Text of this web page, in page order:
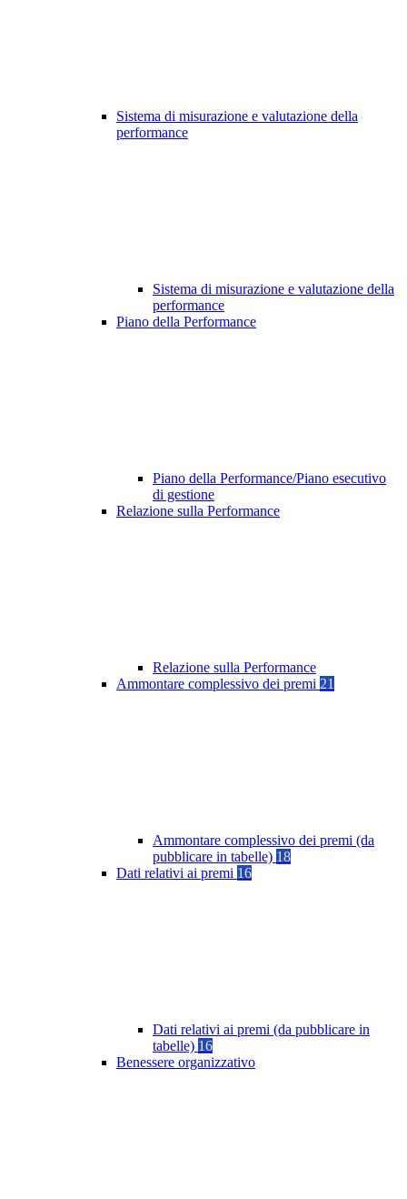
Sistema di misurazione e valutazione della
performance
Sistema di misurazione e valutazione della
performance
Piano della Performance
Piano della Performance/Piano esecutivo
di gestione
Relazione sulla Performance
Relazione sulla Performance
Ammontare complessivo dei premi 21
Ammontare complessivo dei premi (da
pubblicare in tabelle) 18
Dati relativi ai premi 16
Dati relativi ai premi (da pubblicare in
tabelle) 16
Benessere organizzativo